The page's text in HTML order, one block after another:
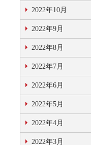
2022年10月
2022年9月
2022年8月
2022年7月
2022年6月
2022年5月
2022年4月
2022年3月